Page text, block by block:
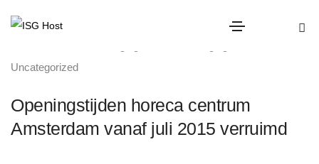
Uncategorized
Openingstijden horeca centrum
Amsterdam vanaf juli 2015 verruimd